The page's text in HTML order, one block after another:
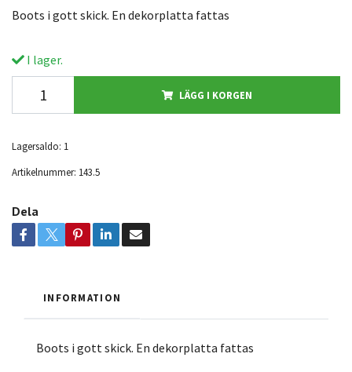
Boots i gott skick. En dekorplatta fattas
I lager.
LÄGG I KORGEN
Lagersaldo: 1
Artikelnummer: 143.5
Dela
INFORMATION
Boots i gott skick. En dekorplatta fattas